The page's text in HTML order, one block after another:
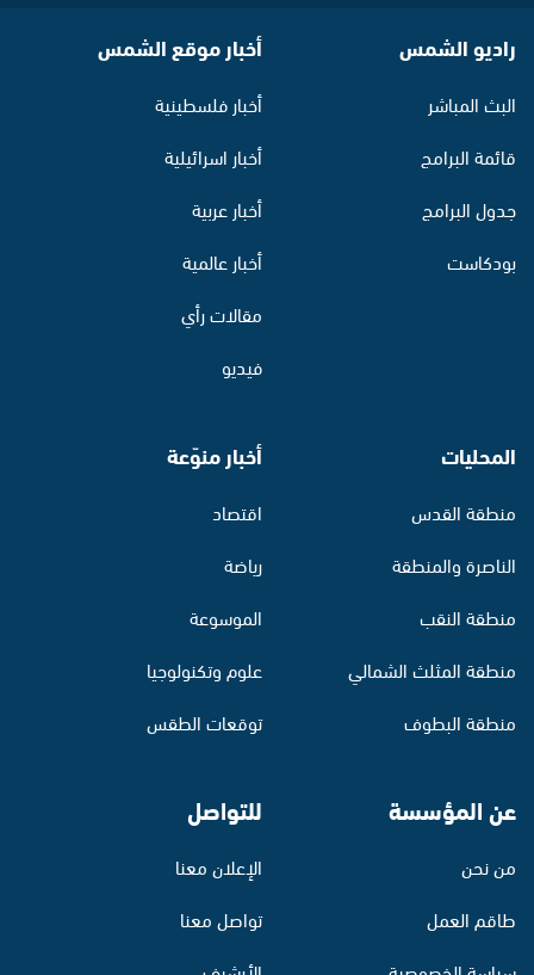
راديو الشمس
البث المباشر
قائمة البرامج
جدول البرامج
بودكاست
أخبار موقع الشمس
أخبار فلسطينية
أخبار اسرائيلية
أخبار عربية
أخبار عالمية
مقالات رأي
فيديو
المحليات
منطقة القدس
الناصرة والمنطقة
منطقة النقب
منطقة المثلث الشمالي
منطقة البطوف
أخبار منوّعة
اقتصاد
رياضة
الموسوعة
علوم وتكنولوجيا
توقعات الطقس
عن المؤسسة
من نحن
طاقم العمل
للتواصل
الإعلان معنا
تواصل معنا